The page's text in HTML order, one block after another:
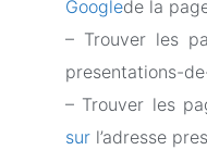
Googlede la
– Trouver les
presentations-
– Trouver les
sur l’adresse